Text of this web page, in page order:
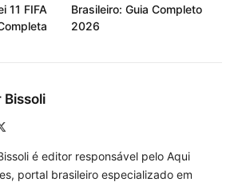
11 FIFA
Brasileiro: Guia Completo
2026
Bissoli
é editor responsável pelo Aqui
portal brasileiro especializado em